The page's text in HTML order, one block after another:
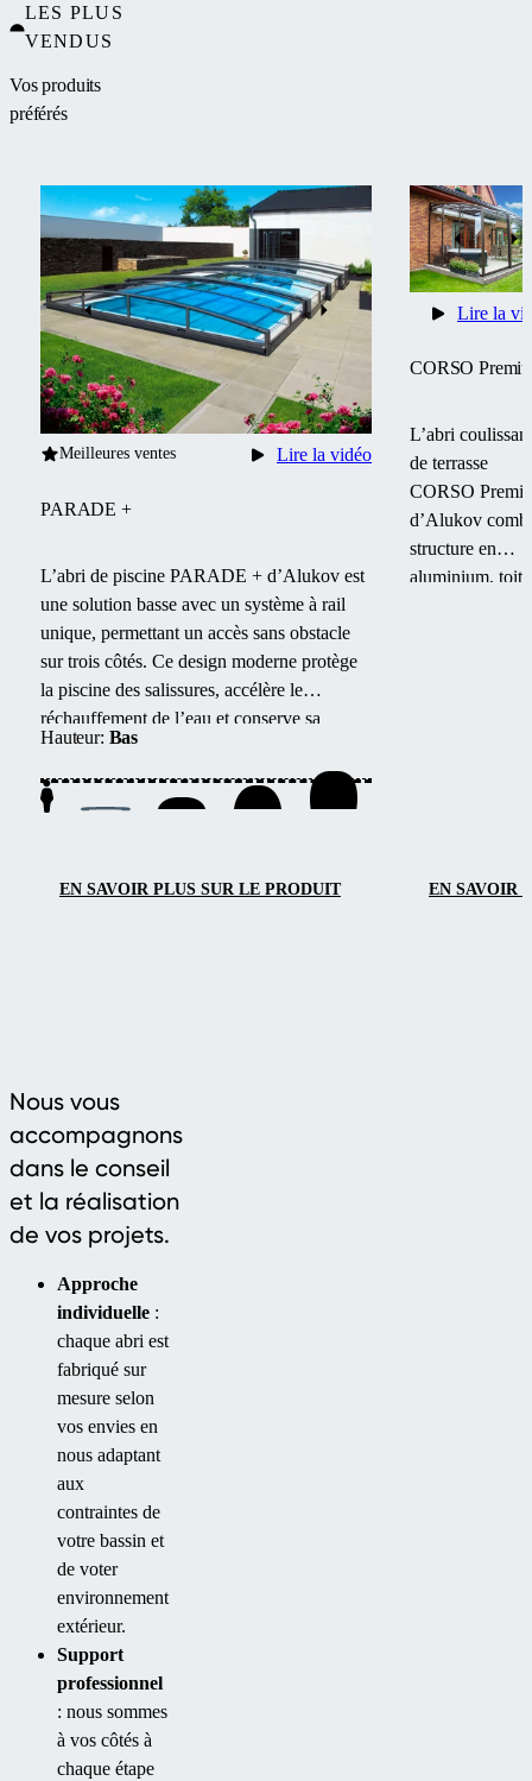
LES PLUS
VENDUS
Vos produits
préférés
Meilleures ventes
PARADE +
L’abri de piscine PARADE + d’Alukov est
une solution basse avec un système à rail
unique, permettant un accès sans obstacle
sur trois côtés. Ce design moderne protège
la piscine des salissures, accélère le
réchauffement de l’eau et conserve sa
température la nuit.
Hauteur: Bas
Lire la vidéo
EN SAVOIR PLUS SUR LE PRODUIT
CORSO
L’abri coulissant
de terrasse
CORSO
d’Alukov
structure en
aluminium, toit
Lire la
EN SAVOIR
Nous vous
accompagnons
dans le conseil
et la réalisation
de vos projets.
Approche
individuelle :
chaque abri est
fabriqué sur
mesure selon
vos envies en
nous adaptant
aux
contraintes de
votre bassin et
de voter
environnement
extérieur.
Support
professionnel
: nous sommes
à vos côtés à
chaque étape